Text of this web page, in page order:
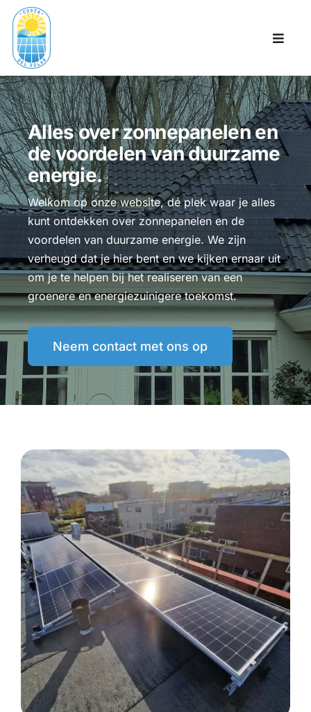
naar
inhoud
Home
Wie zijn wij
Wat bieden wij
Reviews
Contact
Alles over zonnepanelen en
de voordelen van duurzame
energie.
Welkom op onze website, dé plek waar je alles
kunt ontdekken over zonnepanelen en de
voordelen van duurzame energie. We zijn
verheugd dat je hier bent en we kijken ernaar uit
om je te helpen bij het realiseren van een
groenere en energiezuinigere toekomst.
Neem contact met ons op